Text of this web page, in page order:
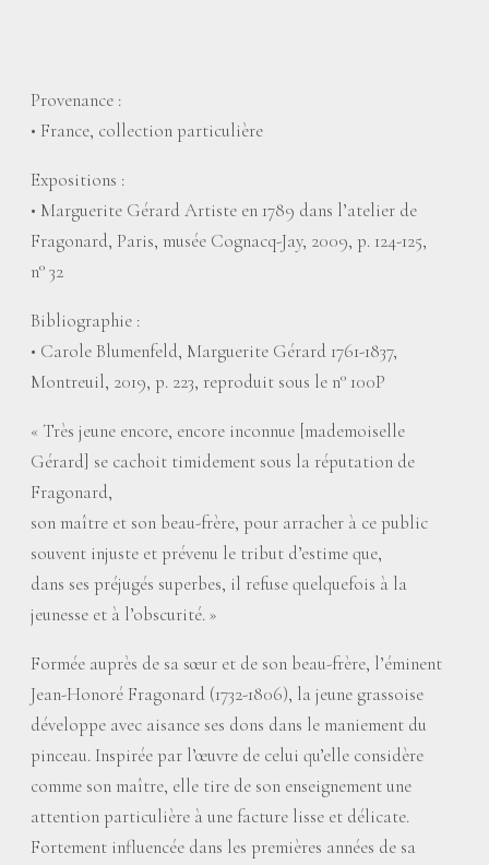
Provenance :
• France, collection particulière
Expositions :
• Marguerite Gérard Artiste en 1789 dans l’atelier de
Fragonard, Paris, musée Cognacq-Jay, 2009, p. 124-125,
n° 32
Bibliographie :
• Carole Blumenfeld, Marguerite Gérard 1761-1837,
Montreuil, 2019, p. 223, reproduit sous le n° 100P
« Très jeune encore, encore inconnue [mademoiselle
Gérard] se cachoit timidement sous la réputation de
Fragonard,
son maître et son beau-frère, pour arracher à ce public
souvent injuste et prévenu le tribut d’estime que,
dans ses préjugés superbes, il refuse quelquefois à la
jeunesse et à l’obscurité.»
Formée auprès de sa sœur et de son beau-frère, l’éminent
Jean-Honoré Fragonard (1732-1806), la jeune grassoise
développe avec aisance ses dons dans le maniement du
pinceau. Inspirée par l’œuvre de celui qu’elle considère
comme son maître, elle tire de son enseignement une
attention particulière à une facture lisse et délicate.
Fortement influencée dans les premières années de sa